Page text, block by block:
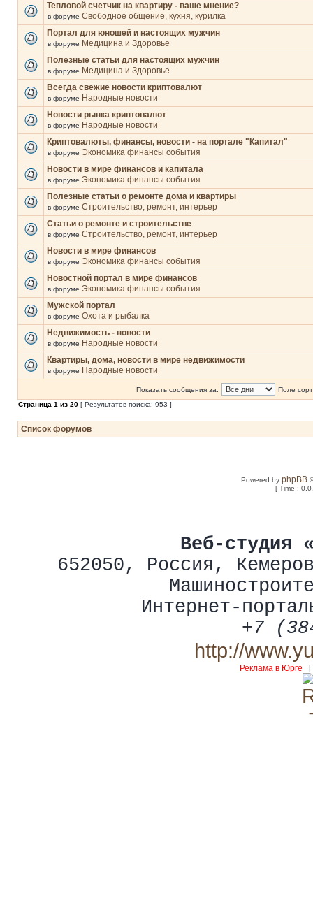
Тепловой счетчик на квартиру - ваше мнение?
в форуме Свободное общение, кухня, курилка
Портал для юношей и настоящих мужчин
в форуме Медицина и Здоровье
Полезные статьи для настоящих мужчин
в форуме Медицина и Здоровье
Всегда свежие новости криптовалют
в форуме Народные новости
Новости рынка криптовалют
в форуме Народные новости
Криптовалюты, финансы, новости - на портале "Капитал"
в форуме Экономика финансы события
Новости в мире финансов и капитала
в форуме Экономика финансы события
Полезные статьи о ремонте дома и квартиры
в форуме Строительство, ремонт, интерьер
Статьи о ремонте и строительстве
в форуме Строительство, ремонт, интерьер
Новости в мире финансов
в форуме Экономика финансы события
Новостной портал в мире финансов
в форуме Экономика финансы события
Мужской портал
в форуме Охота и рыбалка
Недвижимость - новости
в форуме Народные новости
Квартиры, дома, новости в мире недвижимости
в форуме Народные новости
Показать сообщения за:
Поле
Страница 1 из 20 [ Результатов поиска: 953 ]
Список форумов
Powered byphpBB
[ Time :
Веб-студия
652050, Россия ,
Интернет-
+7
http://
Реклама в Юрге